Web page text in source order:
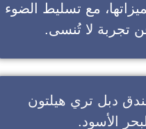
مع تسليط الضوء
تجربة لا تُنسى.
دبل تري هيلتون
الأسود.